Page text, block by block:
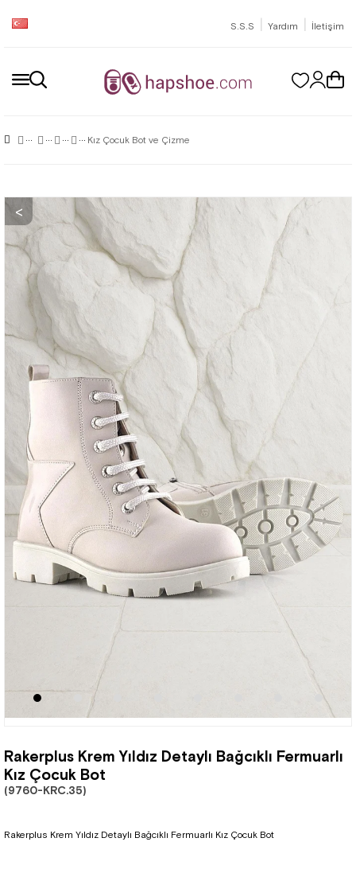
S.S.S | Yardım | İletişim
Kız Çocuk Bot ve Çizme
Rakerplus Krem Yıldız Detaylı Bağcıklı Fermuarlı
Kız Çocuk Bot
(9760-KRC.35)
Rakerplus Krem Yıldız Detaylı Bağcıklı Fermuarlı Kız Çocuk Bot